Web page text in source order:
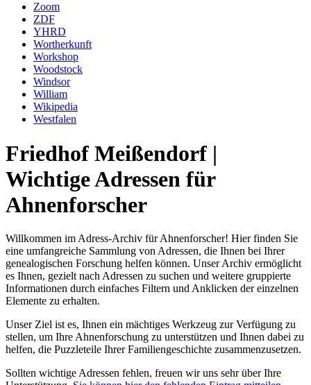
Zoom
ZDF
YHRD
Wortherkunft
Workshop
Woodstock
Windsor
William
Wikipedia
Westfalen
Friedhof Meißendorf |
Wichtige Adressen für
Ahnenforscher
Willkommen im Adress-Archiv für Ahnenforscher! Hier finden Sie
eine umfangreiche Sammlung von Adressen, die Ihnen bei Ihrer
genealogischen Forschung helfen können. Unser Archiv ermöglicht
es Ihnen, gezielt nach Adressen zu suchen und weitere gruppierte
Informationen durch einfaches Filtern und Anklicken der einzelnen
Elemente zu erhalten.
Unser Ziel ist es, Ihnen ein mächtiges Werkzeug zur Verfügung zu
stellen, um Ihre Ahnenforschung zu unterstützen und Ihnen dabei zu
helfen, die Puzzleteile Ihrer Familiengeschichte zusammenzusetzen.
Sollten wichtige Adressen fehlen, freuen wir uns sehr über Ihre